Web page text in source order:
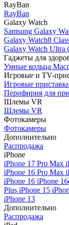
RayBan
RayBan
Galaxy Watch
Samsung Galaxy
Galaxy Watch8
Galaxy Watch Ultra
Гаджеты для
Умные кольца
Игровые и TV-
Игровые
Перифирия для
Шлемы VR
Шлемы VR
Фотокамеры
Фотокамеры
Дополнительно
Распродажа
iPhone
iPhone 17 Pro Max
iPhone 16 Pro Max
iPhone 16 iPhone
Plus iPhone 15
iPhone 13
Дополнительно
Распродажа